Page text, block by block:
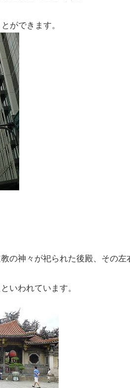
ができます。
の神々が祀られた後殿、その左
いわれています。